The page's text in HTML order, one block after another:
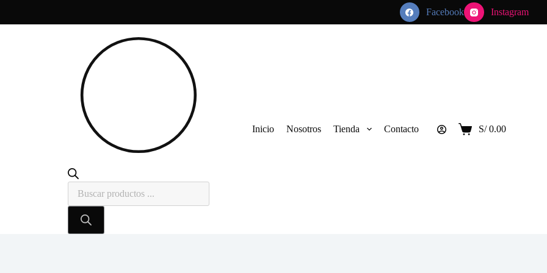
Facebook Instagram
Búsqueda
productos
Inicio Nosotros Tienda Contacto
CarroS/0.00